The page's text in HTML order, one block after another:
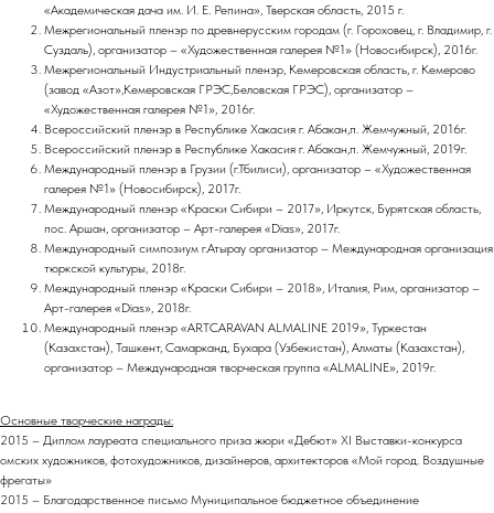
«Академическая дача им. И. Е. Репина», Тверская область, 2015 г.
Межрегиональный пленэр по древнерусским городам (г. Гороховец, г. Владимир, г.
Суздаль), организатор – «Художественная галерея №1» (Новосибирск), 2016г.
Межрегиональный Индустриальный пленэр, Кемеровская область, г. Кемерово
(завод «Азот»,Кемеровская ГРЭС,Беловская ГРЭС), организатор –
«Художественная галерея №1», 2016г.
Всероссийский пленэр в Республике Хакасия г. Абакан,п. Жемчужный, 2016г.
Всероссийский пленэр в Республике Хакасия г. Абакан,п. Жемчужный, 2019г.
Международный пленэр в Грузии (г.Тбилиси), организатор – «Художественная
галерея №1» (Новосибирск), 2017г.
Международный пленэр «Краски Сибири – 2017», Иркутск, Бурятская область,
пос. Аршан, организатор – Арт-галерея «Dias», 2017г.
Международный симпозиум г.Атырау организатор – Международная организация
тюркской культуры, 2018г.
Международный пленэр «Краски Сибири – 2018», Италия, Рим, организатор –
Арт-галерея «Dias», 2018г.
Международный пленэр «ARTCARAVAN ALMALINE 2019», Туркестан
(Казахстан), Ташкент, Самарканд, Бухара (Узбекистан), Алматы (Казахстан),
организатор – Международная творческая группа «ALMALINE», 2019г.
Основные творческие награды:
2015 – Диплом лауреата специального приза жюри «Дебют» XI Выставки-конкурса
омских художников, фотохудожников, дизайнеров, архитекторов «Мой город. Воздушные
фрегаты»
2015 – Благодарственное письмо Муниципальное бюджетное объединение